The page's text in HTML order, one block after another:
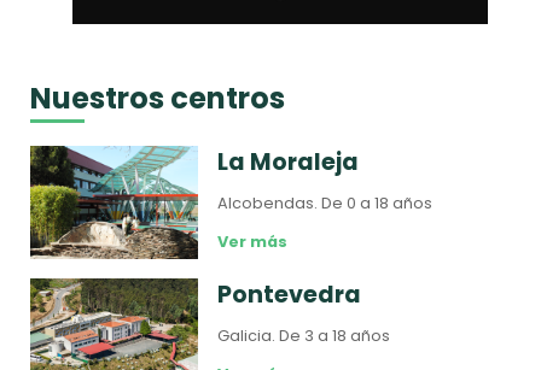
Nuestros centros
La Moraleja
Alcobendas.De 0 a 18 años
Ver más
Pontevedra
Galicia.De 3 a 18 años